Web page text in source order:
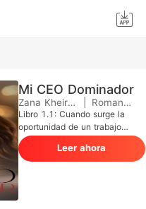
Mi CEO Dominador
Zana Kheiron Romance
Libro 1.1: Cuando surge la
oportunidad de un trabajo
temporal, Vasti, no pierde
tiempo en postularse. Todo
parece maravilloso, pero
espera... "¡Mañana llevarás
bragas lilas!" Adonis
MacGyver es impresionante,
Leer ahora